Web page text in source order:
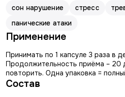
сон нарушение
стресс
панические атаки
Применение
Принимать по 1 капсуле 3 раза в
Продолжительность приёма – 20
повторить. Одна упаковка =
Состав